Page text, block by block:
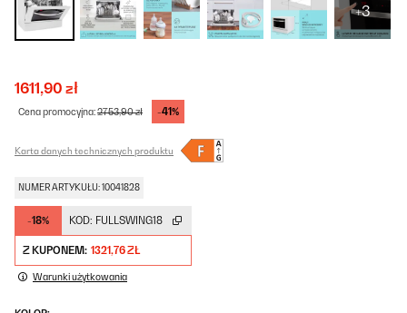
+3
1611,90 zł
Cena promocyjna:2753,90 zł -41%
Karta danych technicznych produktu
NUMER ARTYKUŁU: 10041828
-18% KOD: FULLSWING18
Z KUPONEM: 1321,76 ZŁ
Warunki użytkowania